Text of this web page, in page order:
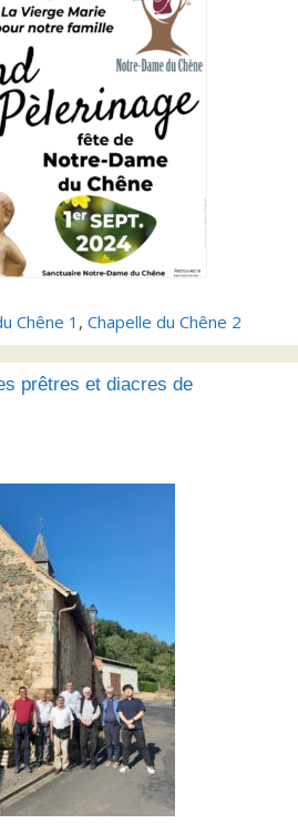
Chêne 1 , Chapelle du Chêne 2
prêtres et diacres de